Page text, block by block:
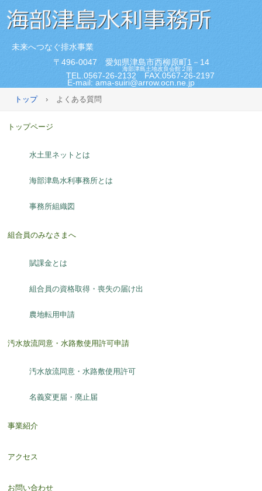
未来へつなぐ排水事業
〒496-0047 愛知県津島市西柳原町1－14
海部津島土地改良会館２階
TEL.0567-26-2132 FAX.0567-26-2197
E-mail: ama-suiri@arrow.ocn.ne.jp
トップ › よくある質問
トップページ
水土里ネットとは
海部津島水利事務所とは
事務所組織図
組合員のみなさまへ
賦課金とは
組合員の資格取得・喪失の届け出
農地転用申請
汚水放流同意・水路敷使用許可申請
汚水放流同意・水路敷使用許可
名義変更届・廃止届
事業紹介
アクセス
お問い合わせ